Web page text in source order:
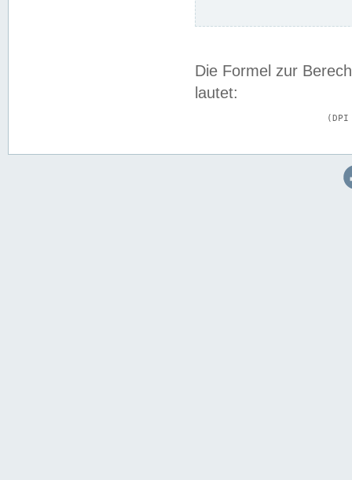
Die Formel zur
lautet: